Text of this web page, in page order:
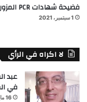
فضيحة شهادات PCR المزورة
1 سبتمبر، 2021
لا اكراه في الرأي
عبد
في
16 مايو، 2024